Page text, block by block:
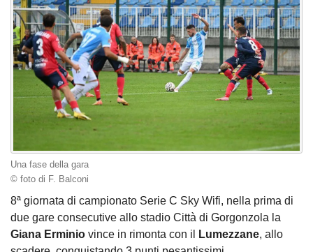
Una fase della gara
© foto di F. Balconi
8ª giornata di campionato Serie C Sky Wifi, nella prima di
due gare consecutive allo stadio Città di Gorgonzola la
Giana Erminio vince in rimonta con il Lumezzane, allo